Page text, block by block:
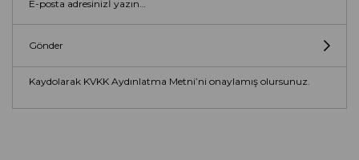
Gönder
Kaydolarak KVKK Aydınlatma Metni’ni onaylamış olursunuz.